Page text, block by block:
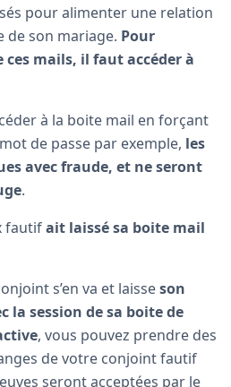
pour alimenter une relation
de son mariage. Pour
ces mails, il faut accéder à
à la boite mail en forçant
de passe par exemple, les
avec fraude, et ne seront
.
fautifait laissé sa boite mail
s’en va et laisseson
la session de sa boite de
, vous pouvez prendre des
de votre conjoint fautif
seront acceptées par le